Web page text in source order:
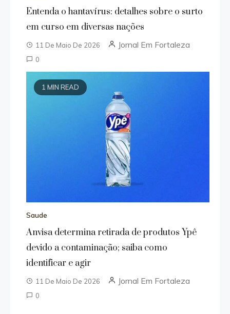
Entenda o hantavírus: detalhes sobre o surto
em curso em diversas nações
11 De Maio De 2026 Jornal Em Fortaleza
0
1 MIN READ
Saude
Anvisa determina retirada de produtos Ypê
devido a contaminação; saiba como
identificar e agir
11 De Maio De 2026 Jornal Em Fortaleza
0